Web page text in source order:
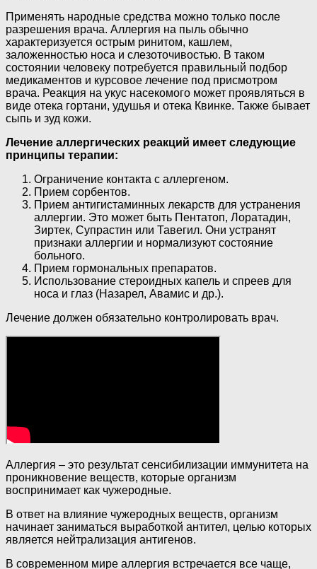
Применять народные средства можно только после
разрешения врача. Аллергия на пыль обычно
характеризуется острым ринитом, кашлем,
заложенностью носа и слезоточивостью. В таком
состоянии человеку потребуется правильный подбор
медикаментов и курсовое лечение под присмотром
врача. Реакция на укус насекомого может проявляться в
виде отека гортани, удушья и отека Квинке. Также бывает
сыпь и зуд кожи.
Лечение аллергических реакций имеет следующие
принципы терапии:
Ограничение контакта с аллергеном.
Прием сорбентов.
Прием антигистаминных лекарств для устранения
аллергии. Это может быть Пентатоп, Лоратадин,
Зиртек, Супрастин или Тавегил. Они устранят
признаки аллергии и нормализуют состояние
больного.
Прием гормональных препаратов.
Использование стероидных капель и спреев для
носа и глаз (Назарел, Авамис и др.).
Лечение должен обязательно контролировать врач.
Аллергия – это результат сенсибилизации иммунитета на
проникновение веществ, которые организм
воспринимает как чужеродные.
В ответ на влияние чужеродных веществ, организм
начинает заниматься выработкой антител, целью которых
является нейтрализация антигенов.
В современном мире аллергия встречается все чаще,